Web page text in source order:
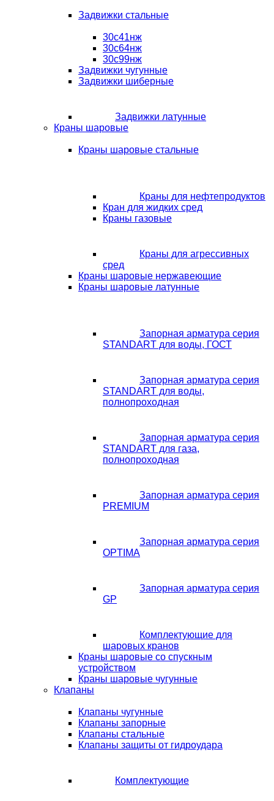
Задвижки стальные
30с41нж
30с64нж
30с99нж
Задвижки чугунные
Задвижки шиберные
Задвижки латунные
Краны шаровые
Краны шаровые стальные
Краны для нефтепродуктов
Кран для жидких сред
Краны газовые
Краны для агрессивных
сред
Краны шаровые нержавеющие
Краны шаровые латунные
Запорная арматура серия
STANDART для воды, ГОСТ
Запорная арматура серия
STANDART для воды,
полнопроходная
Запорная арматура серия
STANDART для газа,
полнопроходная
Запорная арматура серия
PREMIUM
Запорная арматура серия
OPTIMA
Запорная арматура серия
GP
Комплектующие для
шаровых кранов
Краны шаровые со спускным
устройством
Краны шаровые чугунные
Клапаны
Клапаны чугунные
Клапаны запорные
Клапаны стальные
Клапаны защиты от гидроудара
Комплектующие